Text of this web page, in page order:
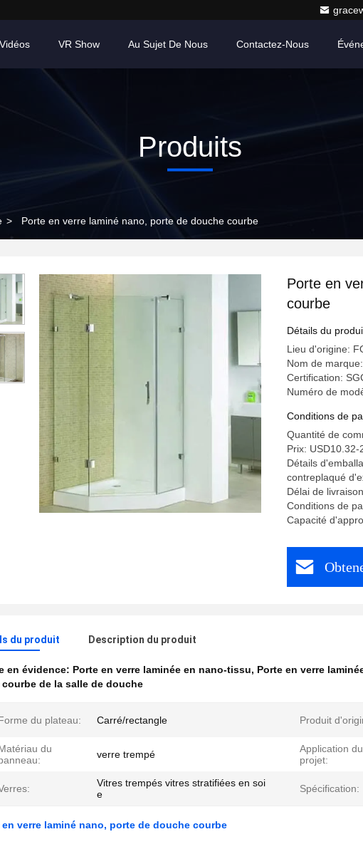
Vidéos VR Show Au Sujet De Nous Contactez-Nous
Produits
> Porte en verre laminé nano, porte de douche courbe
Porte en
courbe
Détails du
Lieu d'origine:
Nom de
Certification:
Numéro de
Conditions de
Quantité de
Prix: USD10.32-
Détails
contreplaqué
Délai de
Conditions de
Capacité
du produit Description du produit
en évidence: Porte en verre laminée en nano-tissu, Porte en verre
courbe de la salle de douche
du plateau: Carré/rectangle Produit
du
verre trempé
Application du
projet:
Vitres trempés vitres stratifiées en soi
e
Spécification:
en verre laminé nano, porte de douche courbe